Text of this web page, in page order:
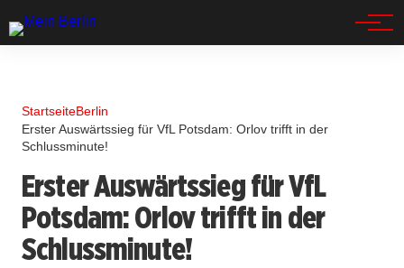
StartseiteBerlin
Erster Auswärtssieg für VfL Potsdam: Orlov trifft in der
Schlussminute!
Erster Auswärtssieg für VfL
Potsdam: Orlov trifft in der
Schlussminute!